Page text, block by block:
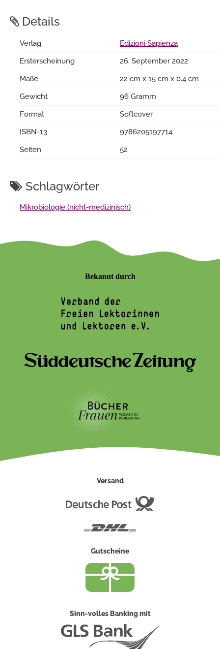
Details
Verlag
Edizioni Sapienza
Ersterscheinung
26. September 2022
Maße
22 cm x 15 cm x 0.4 cm
Gewicht
96 Gramm
Format
Softcover
ISBN-13
9786205197714
Seiten
52
Schlagwörter
Mikrobiologie (nicht-medizinisch)
Bekannt durch
Versand
Gutscheine
Sinn-volles Banking mit